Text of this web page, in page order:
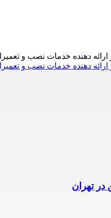
در تهران